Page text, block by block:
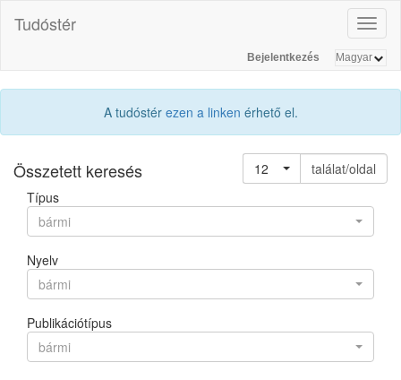
Tudóstér
Bejelentkezés
A tudóstér ezen a linken érhető el.
Összetett keresés 12
találat/oldal
Típus
bármi
Nyelv
bármi
Publikációtípus
bármi